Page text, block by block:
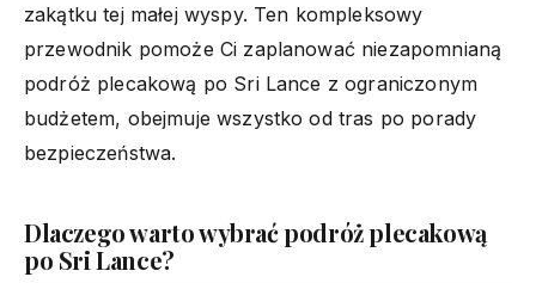
zakątku tej małej wyspy. Ten kompleksowy
przewodnik pomoże Ci zaplanować niezapomnianą
podróż plecakową po Sri Lance z ograniczonym
budżetem, obejmuje wszystko od tras po porady
bezpieczeństwa.
Dlaczego warto wybrać podróż plecakową
po Sri Lance?